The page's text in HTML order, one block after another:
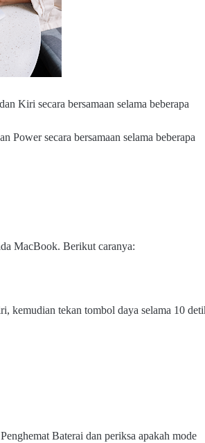
Kiri secara bersamaan selama beberapa
secara bersamaan selama beberapa
MacBook. Berikut caranya:
kemudian tekan tombol daya selama 10
Baterai dan periksa apakah mode